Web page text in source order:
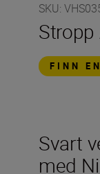
SKU:
Stropp
FINN
Svart
med